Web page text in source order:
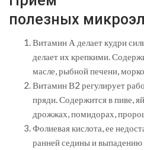
полезных
Витамин А делает кудри
делает их крепкими.
масле, рыбной печени,
Витамин В2 регулирует
пряди. Содержится в пиве,
дрожжах, помидорах,
Фолиевая кислота, ее
ранней седины и выпадению